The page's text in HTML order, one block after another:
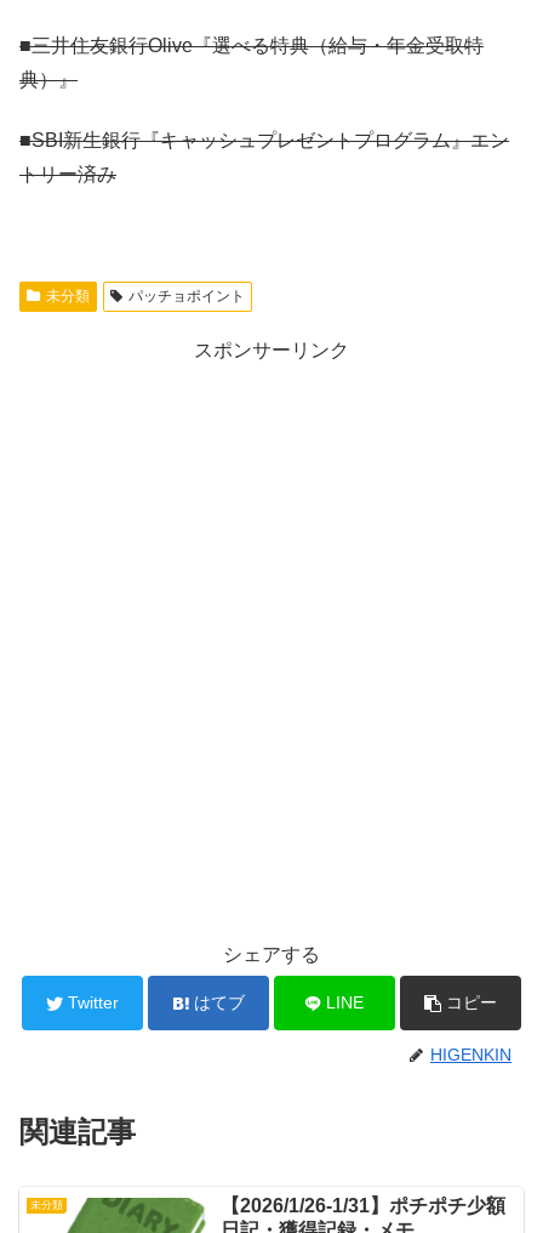
■三井住友銀行Olive『選べる特典（給与・年金受取特
典）』
■SBI新生銀行『キャッシュプレゼントプログラム』エン
トリー済み
未分類 パッチョポイント
スポンサーリンク
シェアする
Twitter はてブ LINE コピー
HIGENKIN
関連記事
未分類
【2026/1/26-1/31】ポチポチ少額